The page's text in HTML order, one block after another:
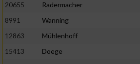
20655
Radermacher
8991
Wanning
12863
Mühlenhoff
15413
Doege
Partnerliste anzeigen (1 IAB-Anbieter)
Wir nutzen Ihre Daten für folgende Zwecke:
Speichern von oder Zugriff auf
auf einem Endgerät